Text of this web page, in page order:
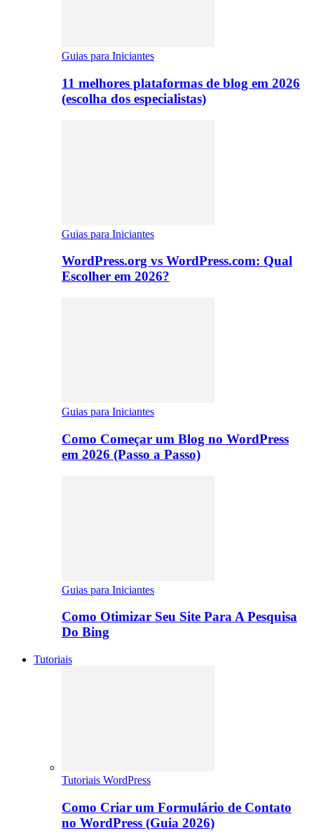
Guias para Iniciantes
11 melhores plataformas de blog em 2026
(escolha dos especialistas)
Guias para Iniciantes
WordPress.org vs WordPress.com: Qual
Escolher em 2026?
Guias para Iniciantes
Como Começar um Blog no WordPress
em 2026 (Passo a Passo)
Guias para Iniciantes
Como Otimizar Seu Site Para A Pesquisa
Do Bing
Tutoriais
Tutoriais WordPress
Como Criar um Formulário de Contato
no WordPress (Guia 2026)